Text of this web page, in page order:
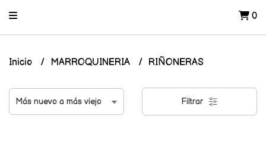
0
Inicio MARROQUINERIA RIÑONERAS
Filtrar